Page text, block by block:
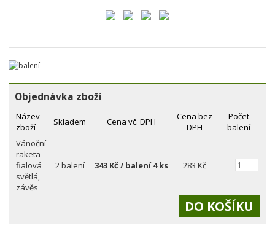
Objednávka zboží
Název
zboží
Skladem Cena vč. DPH
Cena bez
DPH
Počet
balení
Vánoční
raketa
fialová
světlá,
závěs
2 balení 343 Kč / balení 4 ks 283 Kč